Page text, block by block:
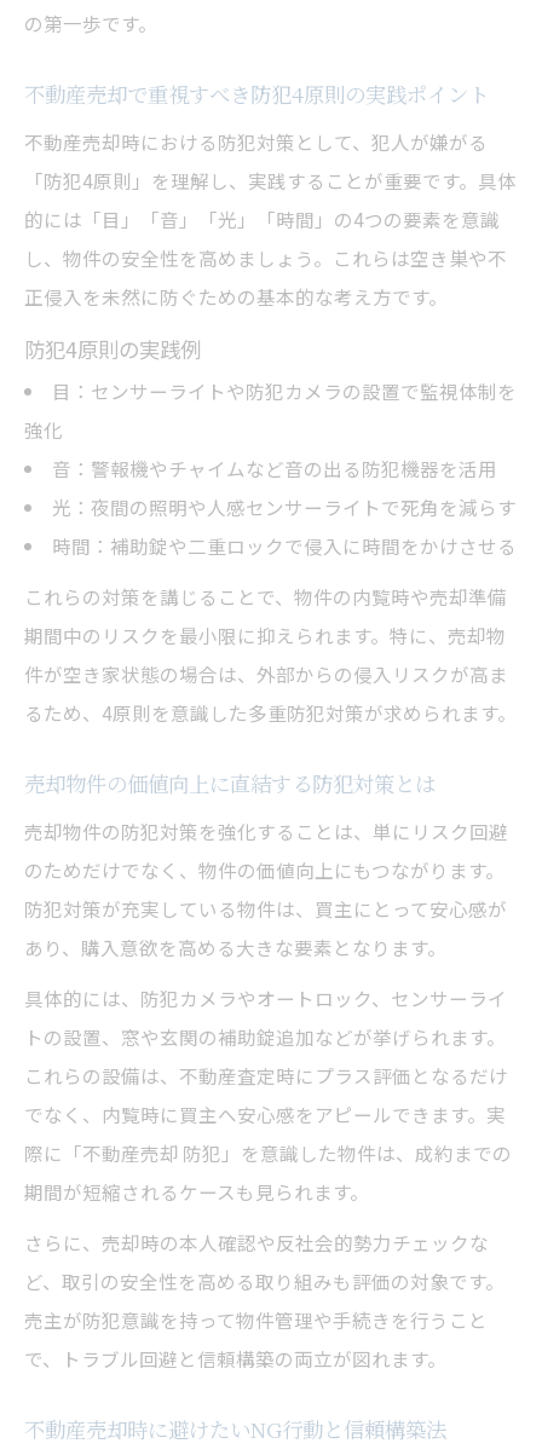
識
る仕組み
不動産売却時にお客様カードを活用した防
犯強化法
売却時の不動産防犯チェックリスト活用術
不動産売却で使える防犯チェックリストの
効果的な活用法
売却前に確認したい不動産防犯チェックポ
イント
ックリスト
不動産売却と防犯の両立を実現する管理術
を解説
防犯チェックリストで不動産売却時の安心
を確保する方法
実質的支配者確認と安全な不動産売却の仕方
不動産売却における実質的支配者確認の重
高める理由
の方法
マネロン対策が求められる不動産売却時の注意
点
基本知識
対策手順
の第一歩です。
不動産売却で重視すべき防犯4原則の実践ポイント
不動産売却時における防犯対策として、犯人が嫌がる
「防犯4原則」を理解し、実践することが重要です。具体
的には「目」「音」「光」「時間」の4つの要素を意識
し、物件の安全性を高めましょう。これらは空き巣や不
正侵入を未然に防ぐための基本的な考え方です。
防犯4原則の実践例
目：センサーライトや防犯カメラの設置で監視体制を
強化
音：警報機やチャイムなど音の出る防犯機器を活用
光：夜間の照明や人感センサーライトで死角を減らす
時間：補助錠や二重ロックで侵入に時間をかけさせる
これらの対策を講じることで、物件の内覧時や売却準備
期間中のリスクを最小限に抑えられます。特に、売却物
件が空き家状態の場合は、外部からの侵入リスクが高ま
るため、4原則を意識した多重防犯対策が求められます。
売却物件の価値向上に直結する防犯対策とは
売却物件の防犯対策を強化することは、単にリスク回避
のためだけでなく、物件の価値向上にもつながります。
防犯対策が充実している物件は、買主にとって安心感が
あり、購入意欲を高める大きな要素となります。
具体的には、防犯カメラやオートロック、センサーライ
トの設置、窓や玄関の補助錠追加などが挙げられます。
これらの設備は、不動産査定時にプラス評価となるだけ
でなく、内覧時に買主へ安心感をアピールできます。実
際に「不動産売却 防犯」を意識した物件は、成約までの
期間が短縮されるケースも見られます。
さらに、売却時の本人確認や反社会的勢力チェックな
ど、取引の安全性を高める取り組みも評価の対象です。
売主が防犯意識を持って物件管理や手続きを行うこと
で、トラブル回避と信頼構築の両立が図れます。
不動産売却時に避けたいNG行動と信頼構築法